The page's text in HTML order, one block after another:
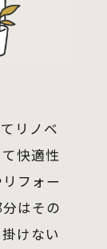
リノベ
快適性
フォー
はその
けない